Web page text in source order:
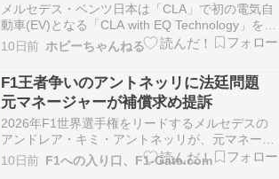
メルセデス・ベンツ日本は「CLA」で初の電気自
動車(EV)となる「CLA with EQ Technology」を発
売した。このクルマ、頭脳はメルセデス・ベンツ
の最高峰「Sクラス」と同等でありながら、価格
は補助金をフル活...
10日前 ホビーちゃんねる
F1王者争いのアントネッリに法廷問題
元マネージャーが補償求め提訴
2026年F1世界選手権をリードするメルセデスの
アンドレア・キミ・アントネッリが、元マネージ
ャーのジョバンニ・ミナルディ氏から数百万ユー
ロ規模の損害賠償を求める訴訟を起こされていた
10日前 F1への入り口、F1-Gate.com